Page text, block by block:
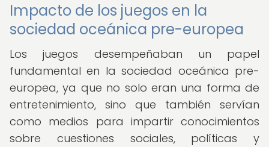
Impacto de los juegos en la
sociedad oceánica pre-europea
Los juegos desempeñaban un papel
fundamental en la sociedad oceánica pre-
europea, ya que no solo eran una forma de
entretenimiento, sino que también servían
como medios para impartir conocimientos
sobre cuestiones sociales, políticas y